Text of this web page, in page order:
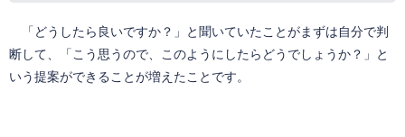
「どうしたら良いですか？」と聞いていたことがまずは自分で判
断して、「こう思うので、このようにしたらどうでしょうか？」と
いう提案ができることが増えたことです。